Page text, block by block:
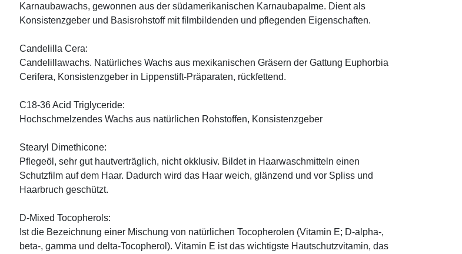
Karnaubawachs, gewonnen aus der südamerikanischen Karnaubapalme. Dient als
Konsistenzgeber und Basisrohstoff mit filmbildenden und pflegenden Eigenschaften.
Candelilla Cera:
Candelillawachs. Natürliches Wachs aus mexikanischen Gräsern der Gattung Euphorbia
Cerifera, Konsistenzgeber in Lippenstift-Präparaten, rückfettend.
C18-36 Acid Triglyceride:
Hochschmelzendes Wachs aus natürlichen Rohstoffen, Konsistenzgeber
Stearyl Dimethicone:
Pflegeöl, sehr gut hautverträglich, nicht okklusiv. Bildet in Haarwaschmitteln einen
Schutzfilm auf dem Haar. Dadurch wird das Haar weich, glänzend und vor Spliss und
Haarbruch geschützt.
D-Mixed Tocopherols:
Ist die Bezeichnung einer Mischung von natürlichen Tocopherolen (Vitamin E; D-alpha-,
beta-, gamma und delta-Tocopherol). Vitamin E ist das wichtigste Hautschutzvitamin, das